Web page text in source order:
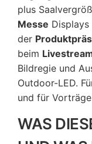
plus
Messe Displays
der
beim
Bildregie und
Outdoor-LED.
und für Vorträge
WAS